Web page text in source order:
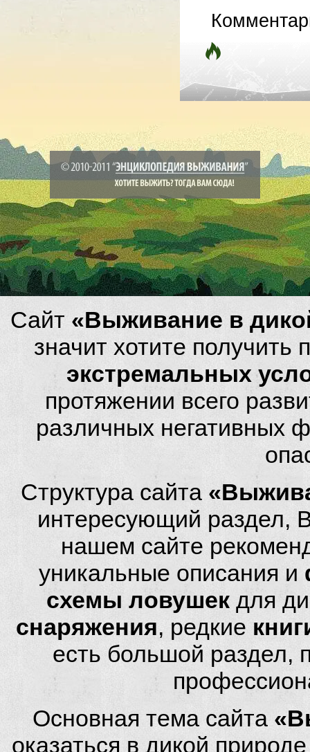
Сайт «Выживание в
значит хотите
экстремальных
протяжении всего
различных негативных
Структура сайта
интересующий раздел,
нашем сайте
уникальные описания и
схемы ловушек для
снаряжения, редкие
есть большой
Основная тема сайта
оказаться в дикой